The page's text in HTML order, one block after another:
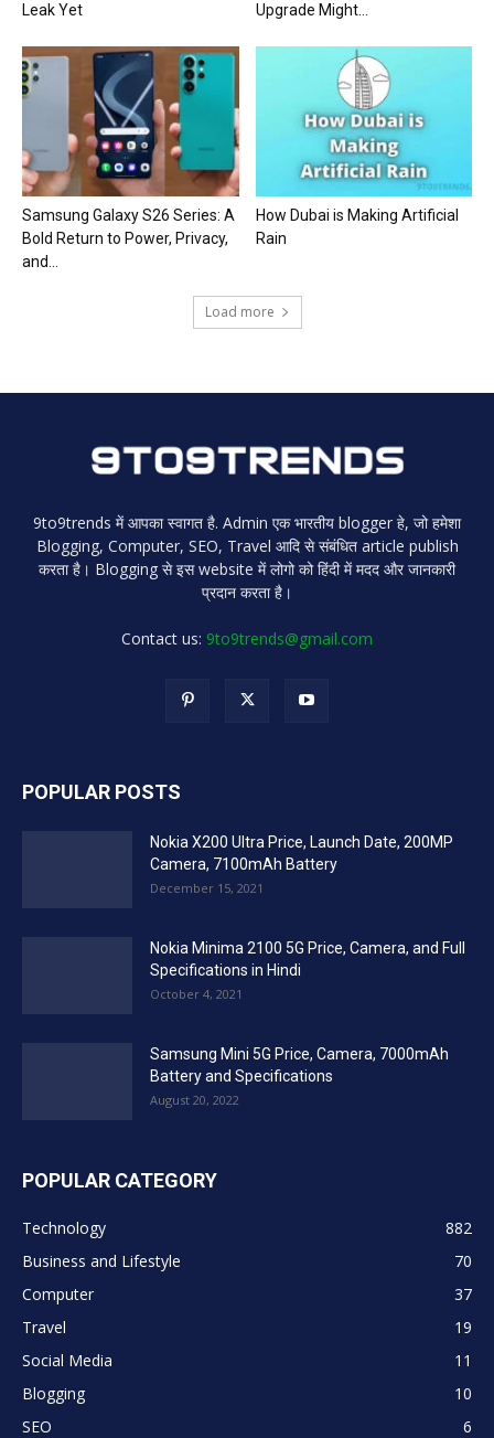
Leak Yet
Upgrade Might...
Samsung Galaxy S26 Series: A
Bold Return to Power, Privacy,
and...
How Dubai is Making Artificial
Rain
Load more
9to9trends में आपका स्वागत है. Admin एक भारतीय blogger हे, जो हमेशा
Blogging, Computer, SEO, Travel आदि से संबंधित article publish
करता है। Blogging से इस website में लोगो को हिंदी में मदद और जानकारी
प्रदान करता है।
Contact us: 9to9trends@gmail.com
POPULAR POSTS
Nokia X200 Ultra Price, Launch Date, 200MP
Camera, 7100mAh Battery
December 15, 2021
Nokia Minima 2100 5G Price, Camera, and Full
Specifications in Hindi
October 4, 2021
Samsung Mini 5G Price, Camera, 7000mAh
Battery and Specifications
August 20, 2022
POPULAR CATEGORY
Technology
882
Business and Lifestyle
70
Computer
37
Travel
19
Social Media
11
Blogging
10
SEO
6